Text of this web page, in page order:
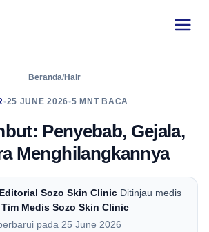
Beranda/Hair
•25 JUNE 2026•5 MNT BACA
Penyebab, Gejala,
Menghilangkannya
Sozo Skin Clinic Ditinjau medis
Tim Medis Sozo Skin Clinic
pada 25 June 2026